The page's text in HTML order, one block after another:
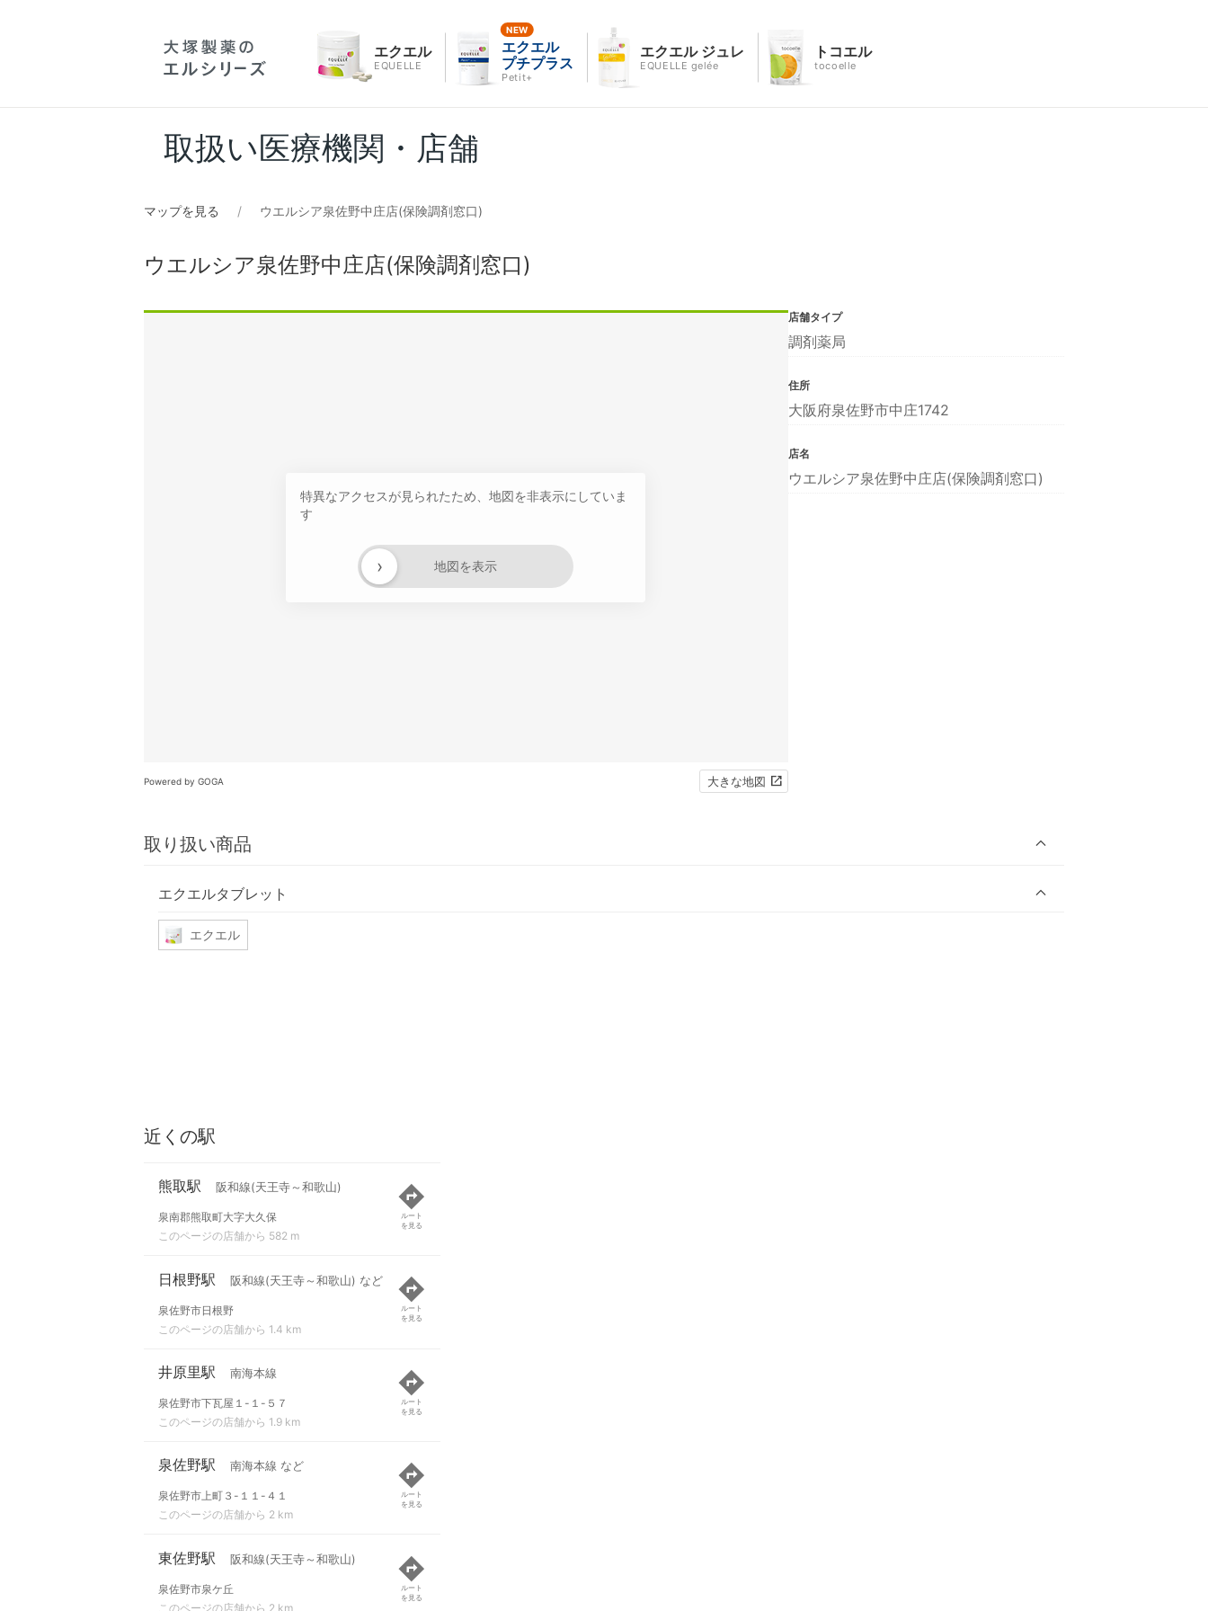
エクエル
EQUELLE
エクエル
プチプラス
Petit+
エクエル ジュレ
EQUELLE gelée
トコエル
tocoelle
取扱い医療機関・店舗
マップを見る ウエルシア泉佐野中庄店(保険調剤窓口)
ウエルシア泉佐野中庄店(保険調剤窓口)
特異なアクセスが見られたため、地図を非表示にしていま
す
地図を表示
›
Powered by GOGA 大きな地図
取り扱い商品
エクエルタブレット
エクエル
店舗タイプ
調剤薬局
住所
大阪府泉佐野市中庄1742
店名
ウエルシア泉佐野中庄店(保険調剤窓口)
近くの駅
熊取駅 阪和線(天王寺～和歌山)
泉南郡熊取町大字大久保
このページの店舗から 582 m
ルート
を見る
日根野駅 阪和線(天王寺～和歌山) など
泉佐野市日根野
このページの店舗から 1.4 km
ルート
を見る
井原里駅 南海本線
泉佐野市下瓦屋１-１-５７
このページの店舗から 1.9 km
ルート
を見る
泉佐野駅 南海本線 など
泉佐野市上町３-１１-４１
このページの店舗から 2 km
ルート
を見る
東佐野駅 阪和線(天王寺～和歌山)
泉佐野市泉ケ丘
このページの店舗から 2 km
ルート
を見る